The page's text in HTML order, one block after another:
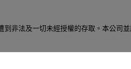
非法及一切未經授權的存取。本公司
，進行資料之取得與使用，而不在授權